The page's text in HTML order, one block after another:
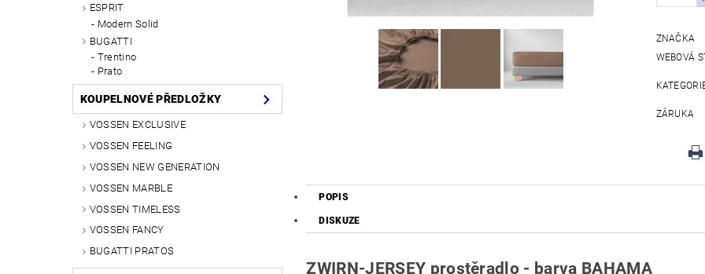
ESPRIT
Modern Solid
BUGATTI
Trentino
Prato
KOUPELNOVÉ PŘEDLOŽKY
VOSSEN EXCLUSIVE
VOSSEN FEELING
VOSSEN NEW GENERATION
VOSSEN MARBLE
VOSSEN TIMELESS
VOSSEN FANCY
BUGATTI PRATOS
ZNAČKA
WEBOVÁ
ZÁRUKA
POPIS
DISKUZE
ZWIRN-JERSEY prostěradlo - barva BAHAMA